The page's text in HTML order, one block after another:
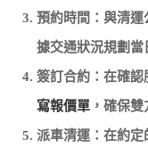
預約時間：與清
據交通狀況規劃當
簽訂合約：在確認
寫報價單，確保雙
派車清運：在約